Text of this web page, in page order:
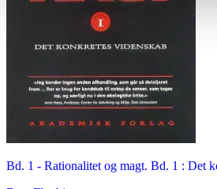
Bd. 1 - Rationalitet og magt. Bd. 1 : Det